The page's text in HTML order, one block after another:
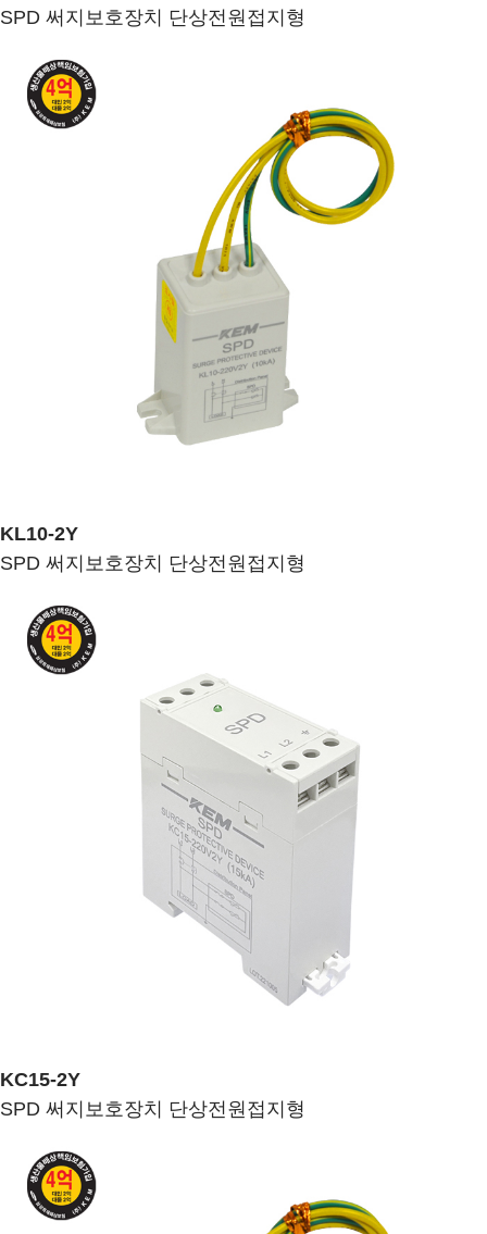
SPD 써지보호장치 단상전원접지형
KL10-2Y
SPD 써지보호장치 단상전원접지형
KC15-2Y
SPD 써지보호장치 단상전원접지형